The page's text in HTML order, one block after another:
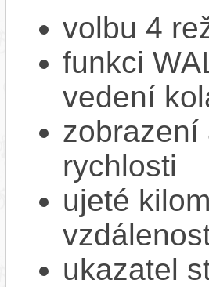
volbu 4
funkci
vedení
zobrazení
rychlosti
ujeté
ukazatel